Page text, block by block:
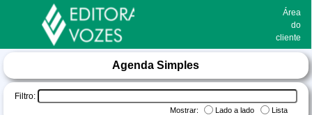
Área
do
cliente
Agenda Simples
Filtro:
Mostrar: Lado a lado Lista